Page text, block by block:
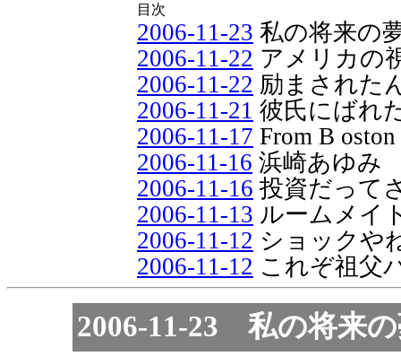
目次
2006-11-23 私の将来の
2006-11-22 アメリカの
2006-11-22 励まされた
2006-11-21 彼氏にばれ
2006-11-17 From B oston
2006-11-16 浜崎あゆみ
2006-11-16 投資だって
2006-11-13 ルームメイ
2006-11-12 ショックや
2006-11-12 これぞ祖父
2006-11-23 私の将来